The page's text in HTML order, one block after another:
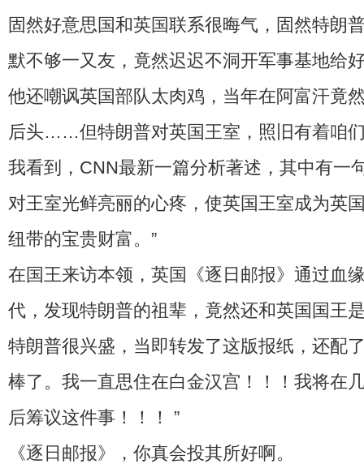
固然好意思国和英国联系很晦气，固然特朗
默不够一又友，竟然迟迟不洞开军事基地给
他还嘲讽英国部队太肉鸡，当年在阿富汗竟
后头……但特朗普对英国王室，照旧有着咱
我看到，CNN最新一篇分析著述，其中有一
对王室光鲜亮丽的心疼，使英国王室成为英
纽带的宝贵财富。”
在国王来访本领，英国《逐日邮报》通过血
代，发现特朗普的祖辈，竟然还和英国国王
特朗普很兴盛，当即转发了这版报纸，还配
棒了。我一直思住在白金汉宫！！！我将在
后筹议这件事！！！ ”
《逐日邮报》，你真会投其所好啊。